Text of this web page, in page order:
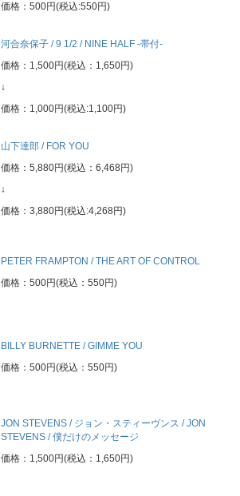
価格：500円(税込:550円)
河合奈保子 / 9 1/2 / NINE HALF -帯付-
価格：1,500円(税込：1,650円)
↓
価格：1,000円(税込:1,100円)
山下達郎 / FOR YOU
価格：5,880円(税込：6,468円)
↓
価格：3,880円(税込:4,268円)
PETER FRAMPTON / THE ART OF CONTROL
価格：500円(税込：550円)
BILLY BURNETTE / GIMME YOU
価格：500円(税込：550円)
JON STEVENS / ジョン・スティーヴンス / JON
STEVENS / 僕だけのメッセージ
価格：1,500円(税込：1,650円)